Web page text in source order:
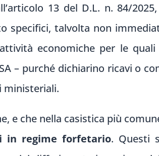
13 del D.L. n. 84/
specifici, talvolta non
economiche per le
– purché dichiarino ricavi o
ministeriali.
e che nella casistica più
in regime forfetario. Questi